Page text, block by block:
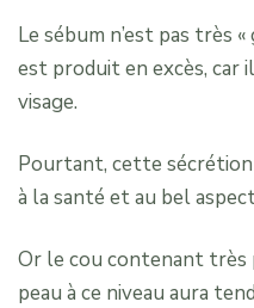
Le sébum n’est pas très
est produit en excès, car
visage.
Pourtant, cette
à la santé et au bel
Or le cou contenant très
peau à ce niveau aura